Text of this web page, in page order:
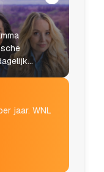
jaar. WNL